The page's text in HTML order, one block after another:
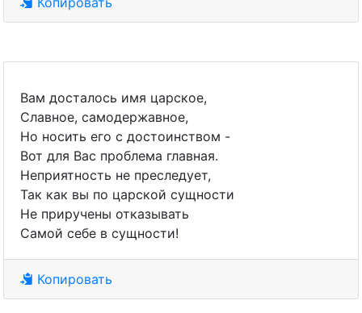
Вам досталось имя царское,
Славное, самодержавное,
Но носить его с достоинством -
Вот для Вас проблема главная.
Неприятность не преследует,
Так как вы по царской сущности
Не приручены отказывать
Самой себе в сущности!
Копировать